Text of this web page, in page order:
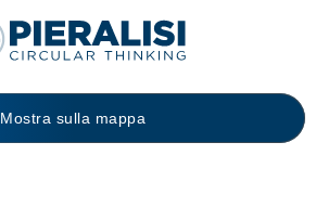
Mostra sulla mappa